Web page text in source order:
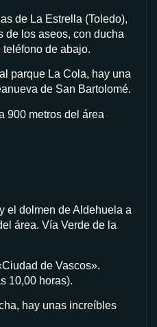
de La Estrella (Toledo),
de los aseos, con ducha
de abajo.
parque La Cola, hay una
de San Bartolomé.
900 metros del área
el dolmen de Aldehuela a
área. Vía Verde de la
de Vascos».
10,00 horas).
hay unas increíbles